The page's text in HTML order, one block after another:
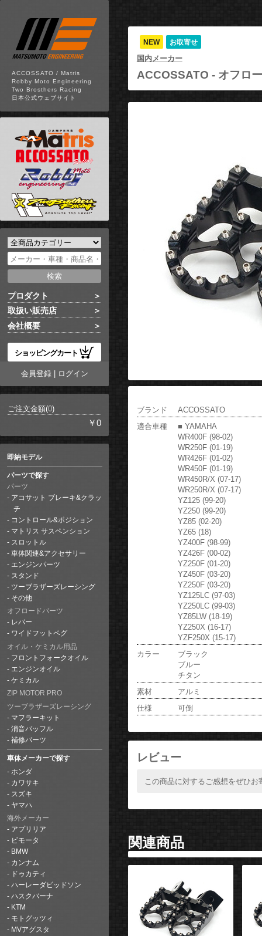
ACCOSSATO / Matris
Robby Moto Engineering
Two Brosthers Racing
日本公式ウェブサイト
プロダクト
取扱い販売店
会社概要
ショッピングカート
会員登録| ログイン
ご注文金額(0)
￥0
即納モデル
パーツで探す
パーツ
アコサット ブレーキ&クラッ
チ
コントロール&ポジション
マトリス サスペンション
スロットル
車体関連&アクセサリー
エンジンパーツ
スタンド
ツーブラザーズレーシング
その他
オフロードパーツ
レバー
ワイドフットペグ
オイル・ケミカル用品
フロントフォークオイル
エンジンオイル
ケミカル
ZIP MOTOR PRO
ツーブラザーズレーシング
マフラーキット
消音バッフル
補修パーツ
車体メーカーで探す
ホンダ
カワサキ
スズキ
ヤマハ
海外メーカー
アプリリア
ビモータ
BMW
カンナム
ドゥカティ
ハーレーダビッドソン
ハスクバーナ
KTM
モトグッツィ
MVアグスタ
NEW お取寄せ
国内メーカー
ACCOSSATO - オフロ
ブランド
ACCOSSATO
適合車種
■ YAMAHA
WR400F (98-02)
WR250F (01-19)
WR426F (01-02)
WR450F (01-19)
WR450R/X (07-17)
WR250R/X (07-17)
YZ125 (99-20)
YZ250 (99-20)
YZ85 (02-20)
YZ65 (18)
YZ400F (98-99)
YZ426F (00-02)
YZ250F (01-20)
YZ450F (03-20)
YZ250F (03-20)
YZ125LC (97-03)
YZ250LC (99-03)
YZ85LW (18-19)
YZ250X (16-17)
YZF250X (15-17)
カラー
ブラック
ブルー
チタン
素材
アルミ
仕様
可倒
レビュー
この商品に対するご感想をぜひお
関連商品